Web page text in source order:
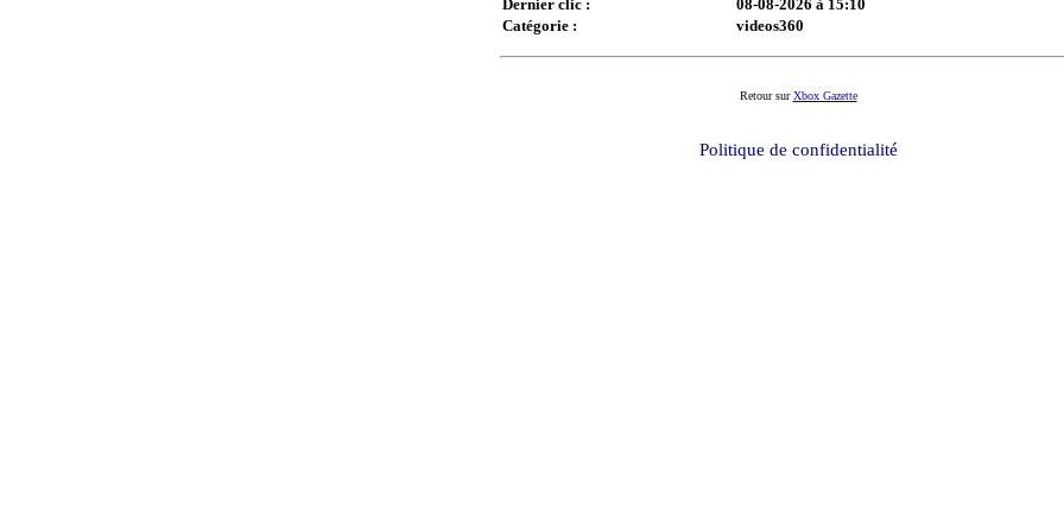
Dernier clic :
08-08-2026 à 15:10
Catégorie :
videos360
Retour surXbox Gazette
Politique de confidentialité